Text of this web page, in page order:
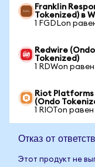
Franklin
Tokenized) в
1 FGDLon
Redwire
Tokenized)
1 RDWon
Riot Platforms
(Ondo
1 RIOTon
Отказ от
Этот продукт не